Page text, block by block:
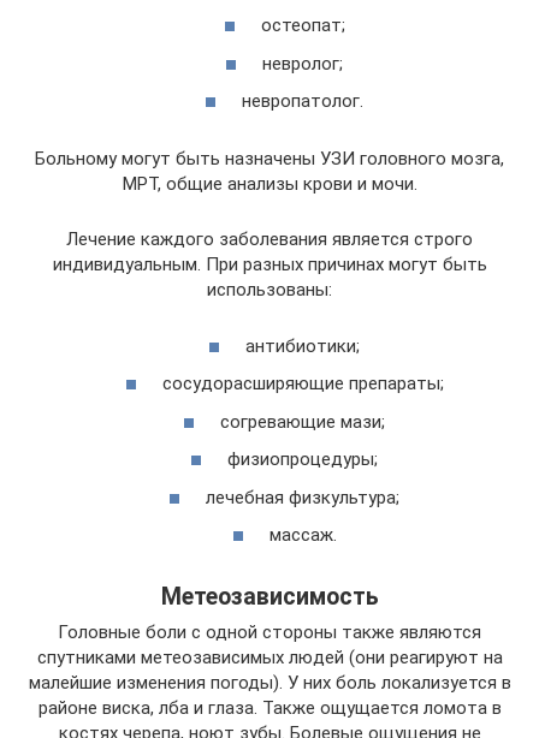
остеопат;
невролог;
невропатолог.
Больному могут быть назначены УЗИ головного мозга,
МРТ, общие анализы крови и мочи.
Лечение каждого заболевания является строго
индивидуальным. При разных причинах могут быть
использованы:
антибиотики;
сосудорасширяющие препараты;
согревающие мази;
физиопроцедуры;
лечебная физкультура;
массаж.
Метеозависимость
Головные боли с одной стороны также являются
спутниками метеозависимых людей (они реагируют на
малейшие изменения погоды). У них боль локализуется в
районе виска, лба и глаза. Также ощущается ломота в
костях черепа, ноют зубы. Болевые ощущения не